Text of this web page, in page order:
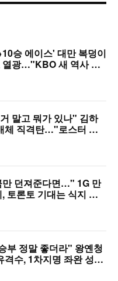
승 에이스' 대만 복덩이
열광…"KBO 새 역사 썼
말고 뭐가 있나" 김하
체 직격탄…"로스터 한
던져준다면…" 1G 만
토론토 기대는 식지 않
부 정말 좋더라" 왕옌청
격수, 1차지명 좌완 성장